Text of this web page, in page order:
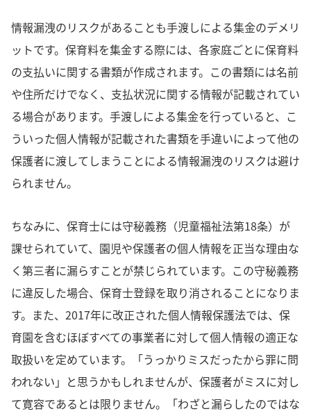
情報漏洩のリスクがあることも手渡しによる集金のデメリ
ットです。保育料を集金する際には、各家庭ごとに保育料
の支払いに関する書類が作成されます。この書類には名前
や住所だけでなく、支払状況に関する情報が記載されてい
る場合があります。手渡しによる集金を行っていると、こ
ういった個人情報が記載された書類を手違いによって他の
保護者に渡してしまうことによる情報漏洩のリスクは避け
られません。
ちなみに、保育士には守秘義務（児童福祉法第18条）が
課せられていて、園児や保護者の個人情報を正当な理由な
く第三者に漏らすことが禁じられています。この守秘義務
に違反した場合、保育士登録を取り消されることになりま
す。また、2017年に改正された個人情報保護法では、保
育園を含むほぼすべての事業者に対して個人情報の適正な
取扱いを定めています。「うっかりミスだったから罪に問
われない」と思うかもしれませんが、保護者がミスに対し
て寛容であるとは限りません。「わざと漏らしたのではな